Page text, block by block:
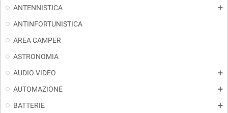
ANTENNISTICA
add
ANTINFORTUNISTICA
AREA CAMPER
ASTRONOMIA
AUDIO VIDEO
add
AUTOMAZIONE add
BATTERIE add